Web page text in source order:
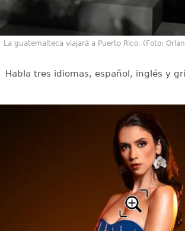
La guatemalteca viajará a Puerto Rico. (Foto:
Habla tres idiomas, español, inglés y